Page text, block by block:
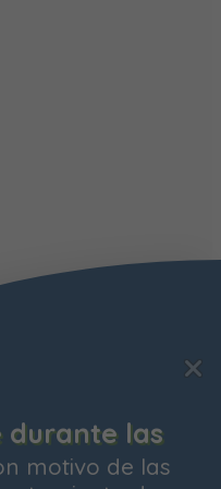
durante las
motivo de las